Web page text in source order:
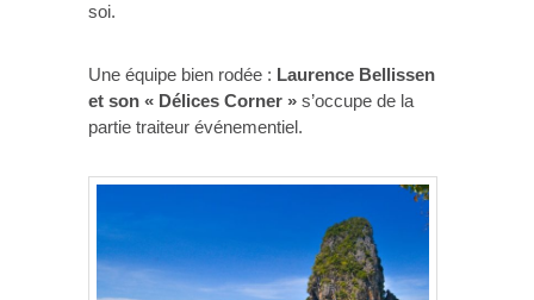
soi.
Une équipe bien rodée : Laurence Bellissen
et son « Délices Corner » s’occupe de la
partie traiteur événementiel.